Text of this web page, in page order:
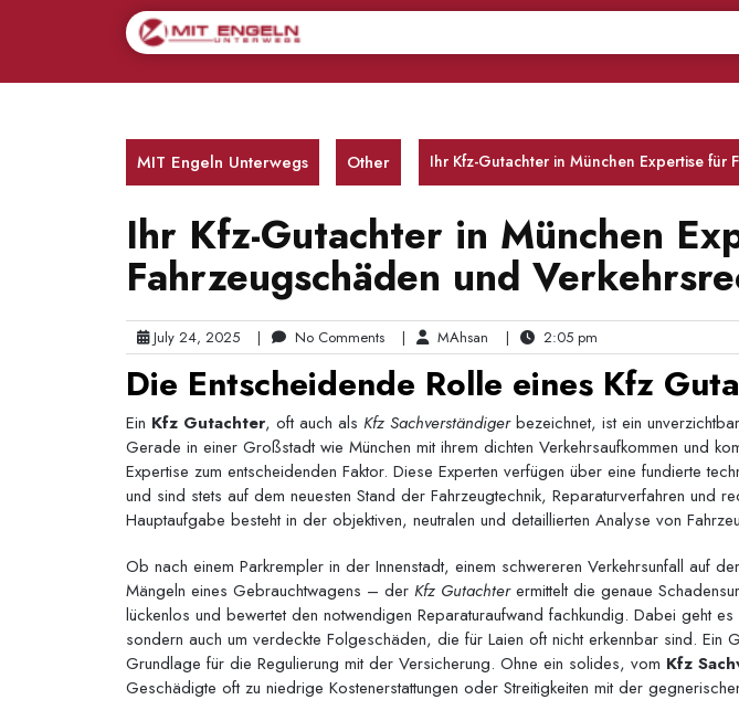
MIT Engeln Unterwegs Other Ihr Kfz-Gutachter in München Expertise für
Ihr Kfz-Gutachter in München
Fahrzeugschäden und
July 24, 2025 | No Comments | MAhsan | 2:05 pm
Die Entscheidende Rolle eines Kfz
Ein Kfz Gutachter, oft auch als Kfz Sachverständigerbezeichnet, ist ein
Gerade in einer Großstadt wie München mit ihrem dichten Verkehrsaufkommen und
Expertise zum entscheidenden Faktor. Diese Experten verfügen über eine fundierte
und sind stets auf dem neuesten Stand der Fahrzeugtechnik, Reparaturverfahren und
Hauptaufgabe besteht in der objektiven, neutralen und detaillierten Analyse von
Ob nach einem Parkrempler in der Innenstadt, einem schwereren Verkehrsunfall auf
Mängeln eines Gebrauchtwagens – der Kfz Gutachterermittelt die genaue
lückenlos und bewertet den notwendigen Reparaturaufwand fachkundig. Dabei geht
sondern auch um verdeckte Folgeschäden, die für Laien oft nicht erkennbar sind. Ein
Grundlage für die Regulierung mit der Versicherung. Ohne ein solides, vom Kfz
Geschädigte oft zu niedrige Kostenerstattungen oder Streitigkeiten mit der